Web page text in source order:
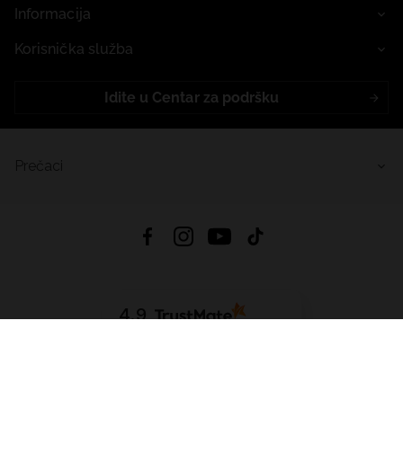
Informacija
Korisnička služba
Idite u Centar za podršku
4.9